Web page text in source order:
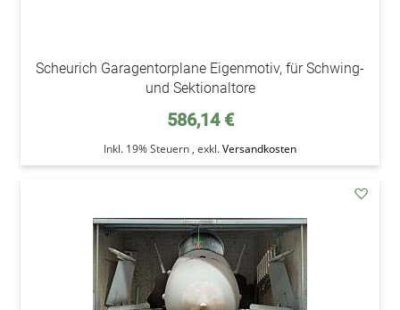
Scheurich Garagentorplane Eigenmotiv, für Schwing-
und Sektionaltore
586,14 €
Inkl. 19% Steuern , exkl.Versandkosten